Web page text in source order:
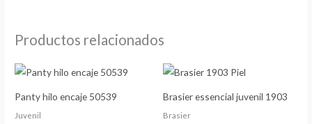
Productos relacionados
Panty hilo encaje 50539
Juvenil
Brasier essencial juvenil 1903
Brasier